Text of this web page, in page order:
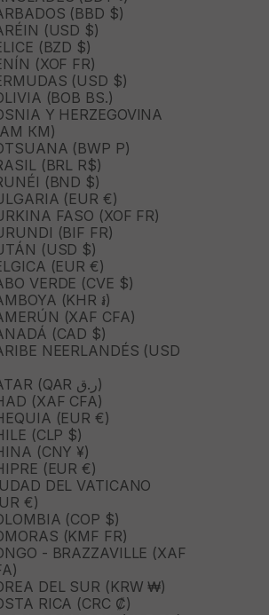
(BBD $)
(USD $)
(BZD $)
(XOF FR)
(USD $)
(BOB BS.)
Y HERZEGOVINA
КМ)
(BWP P)
(BRL R$)
(BND $)
(EUR €)
FASO (XOF FR)
(BIF FR)
(USD $)
(EUR €)
VERDE (CVE $)
(KHR ៛)
(XAF CFA)
(CAD $)
NEERLANDÉS (USD
CATAR (QAR ر.ق)
(XAF CFA)
(EUR €)
(CLP $)
(CNY ¥)
(EUR €)
DEL VATICANO
€)
(COP $)
(KMF FR)
- BRAZZAVILLE (XAF
DEL SUR (KRW ₩)
RICA (CRC ₡)